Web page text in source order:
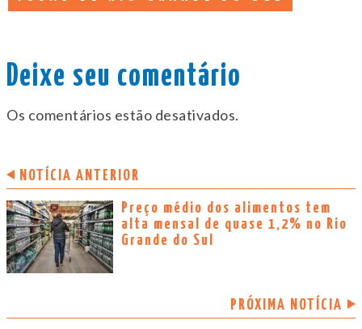
Deixe seu comentário
Os comentários estão desativados.
NOTÍCIA ANTERIOR
Preço médio dos alimentos tem
alta mensal de quase 1,2% no Rio
Grande do Sul
PRÓXIMA NOTÍCIA